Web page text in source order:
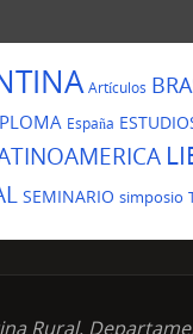
Artículos
España
SEMINARIO simposio
Rural,